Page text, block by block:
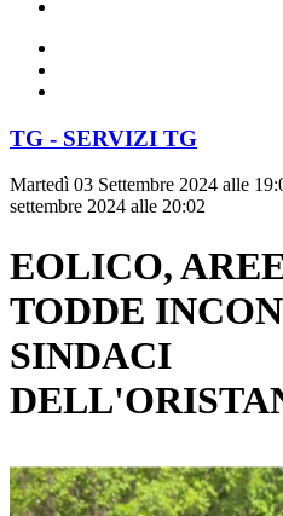
TG - SERVIZI TG
Martedì 03 Settembre 2024 alle
settembre 2024 alle 20:02
EOLICO,
TODDE
SINDACI